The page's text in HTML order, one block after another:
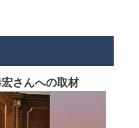
さんへの取材